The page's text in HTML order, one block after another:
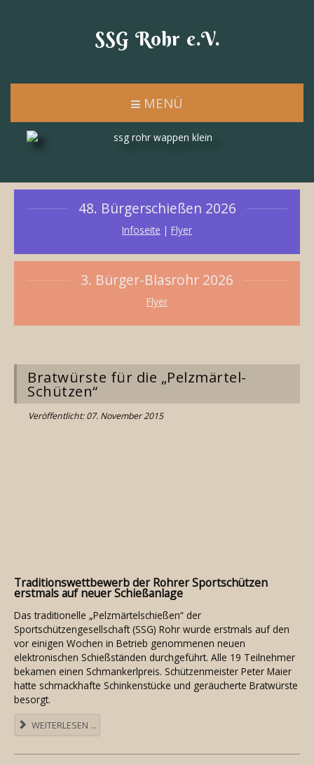
SSG Rohr e.V.
MENÜ
48. Bürgerschießen 2026
Infoseite | Flyer
3. Bürger-Blasrohr 2026
Flyer
Bratwürste für die „Pelzmärtel-
Schützen“
Veröffentlicht: 07. November 2015
Traditionswettbewerb der Rohrer Sportschützen
erstmals auf neuer Schießanlage
Das traditionelle „Pelzmärtelschießen“ der
Sportschützengesellschaft (SSG) Rohr wurde erstmals auf den
vor einigen Wochen in Betrieb genommenen neuen
elektronischen Schießständen durchgeführt. Alle 19 Teilnehmer
bekamen einen Schmankerlpreis. Schützenmeister Peter Maier
hatte schmackhafte Schinkenstücke und geräucherte Bratwürste
besorgt.
WEITERLESEN ...